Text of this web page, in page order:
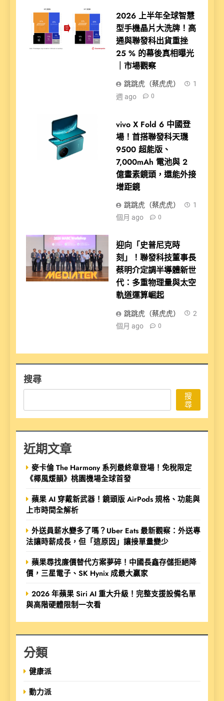
2026 上半年全球智慧
型手機晶片大洗牌！高
通與聯發科出貨重挫
25 % 的幕後真相曝光
｜市場觀察
跳跳虎（蔡虎虎）
1
週 ago
0
vivo X Fold 6 中國登
場！首搭聯發科天璣
9500 超能版、
7,000mAh 電池與 2
億畫素鏡頭，還能外接
增距鏡
跳跳虎（蔡虎虎）
1
個月 ago
0
迎向「史普尼克時
刻」！聯發科技董事長
蔡明介定調半導體新世
代：多重物理量與太空
軌道運算崛起
跳跳虎（蔡虎虎）
2
個月 ago
0
搜尋
搜
尋
近期文章
麥卡倫 The Harmony 系列最終章登場！免稅限定
《椰風煖韻》桃園機場全球首發
蘋果 AI 穿戴新武器！鏡頭版 AirPods 規格、功能與
上市時間全解析
外送員薪水變多了嗎？Uber Eats 最新觀察：外送專
法讓時薪成長，但「這原因」讓接單量變少
蘋果尋找廉價替代方案夢碎！中國長鑫存儲拒絕降
價，三星電子、SK Hynix 成最大贏家
2026 年蘋果 Siri AI 重大升級！完整支援設備名單
與高階硬體限制一次看
分類
健康派
動力派